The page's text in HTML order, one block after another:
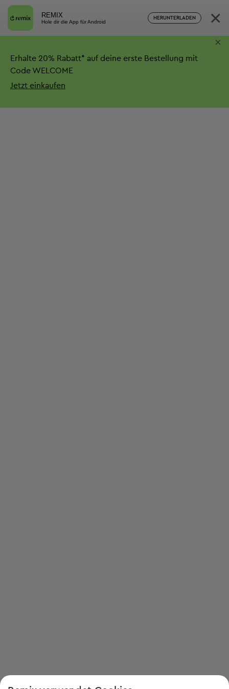
REMIX
Hole dir die App für Android
HERUNTERLADEN ×
Erhalte 20% Rabatt* auf deine erste Bestellung mit
Code WELCOME
Jetzt einkaufen
×